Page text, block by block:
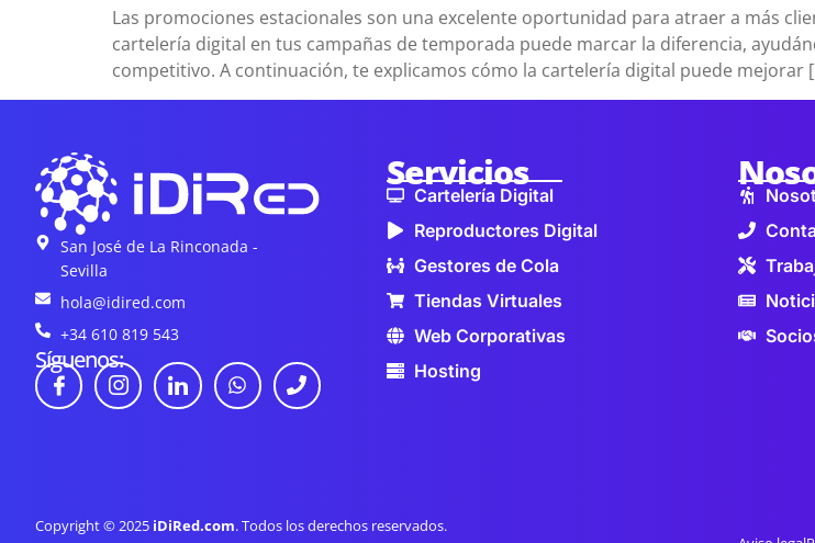
Las promociones estacionales son una excelente oportunidad para atraer a más
cartelería digital en tus campañas de temporada puede marcar la diferencia,
competitivo. A continuación, te explicamos cómo la cartelería digital puede mejorar
San José de La Rinconada -
Sevilla
hola@idired.com
+34 610 819 543
Síguenos:
Servicios
Cartelería Digital
Reproductores Digital
Gestores de Cola
Tiendas Virtuales
Web Corporativas
Hosting
Copyright © 2025 iDiRed.com. Todos los derechos reservados.